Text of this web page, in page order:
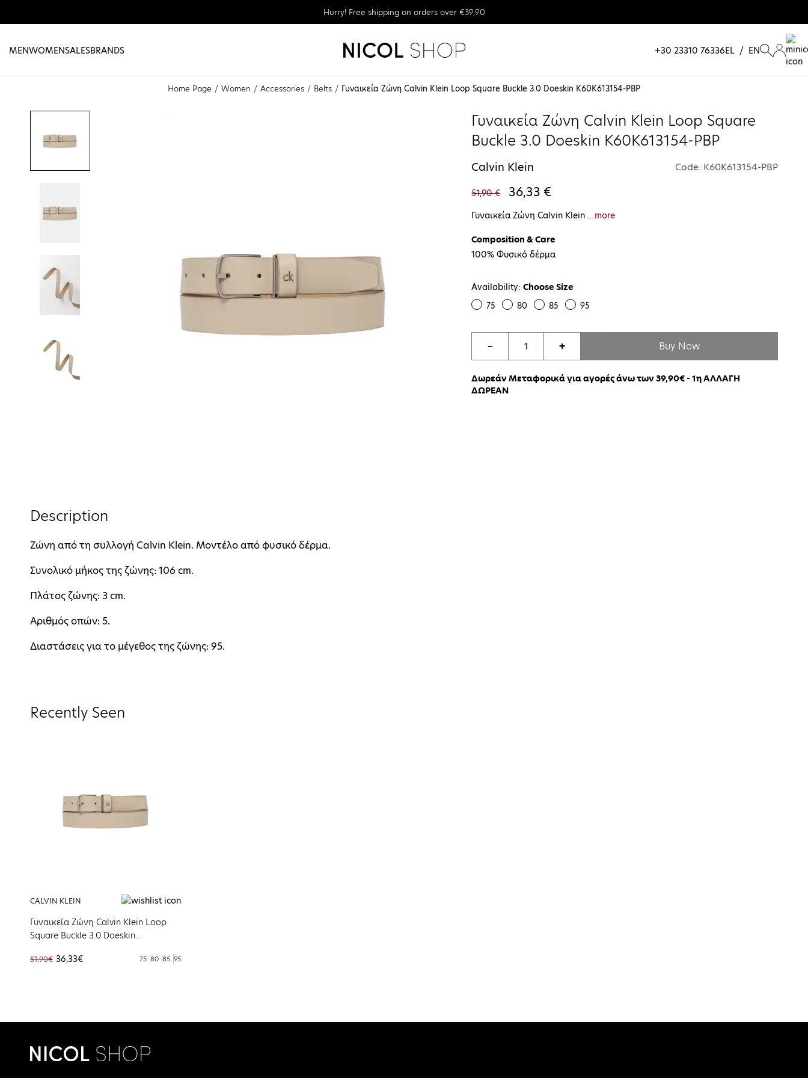
Hurry! Free shipping on orders over €39,90
MENWOMENSALESBRANDS +30 23310 76336EL / EN
Home Page Women Accessories Belts Γυναικεία Ζώνη Calvin Klein Loop Square Buckle 3.0 Doeskin K60K613154-PBP
Γυναικεία Ζώνη Calvin Klein Loop Square
Buckle 3.0 Doeskin K60K613154-PBP
Calvin Klein Code: K60K613154-PBP
51,90 € 36,33 €
Γυναικεία Ζώνη Calvin Klein ...more
Composition & Care
100% Φυσικό δέρμα
Availability: Choose Size
75 80 85 95
− + Buy Now
Δωρεάν Μεταφορικά για αγορές άνω των 39,90€ - 1η ΑΛΛΑΓΗ
ΔΩΡΕΑΝ
Description
Ζώνη από τη συλλογή Calvin Klein. Μοντέλο από φυσικό δέρμα.
Συνολικό μήκος της ζώνης: 106 cm.
Πλάτος ζώνης: 3 cm.
Αριθμός οπών: 5.
Διαστάσεις για το μέγεθος της ζώνης: 95.
Recently Seen
CALVIN KLEIN
Γυναικεία Ζώνη Calvin Klein Loop
Square Buckle 3.0 Doeskin
51,90€ 36,33€ 75 80 85 95